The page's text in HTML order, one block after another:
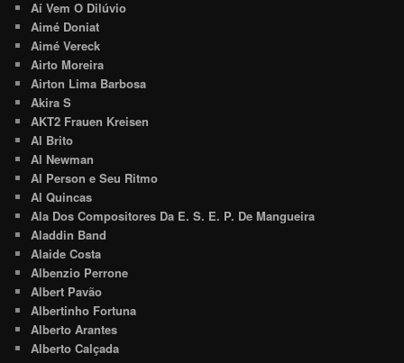
Aí Vem O Dilúvio
Aimé Doniat
Aimé Vereck
Airto Moreira
Airton Lima Barbosa
Akira S
AKT2 Frauen Kreisen
Al Brito
Al Newman
Al Person e Seu Ritmo
Al Quincas
Ala Dos Compositores Da E. S. E. P. De Mangueira
Aladdin Band
Alaide Costa
Albenzio Perrone
Albert Pavão
Albertinho Fortuna
Alberto Arantes
Alberto Calçada